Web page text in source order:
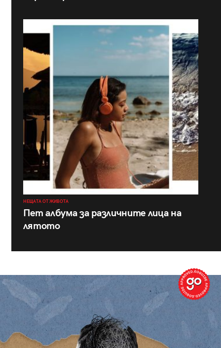
НЕЩАТА ОТ ЖИВОТА
Пет албума за различните лица на
лятото